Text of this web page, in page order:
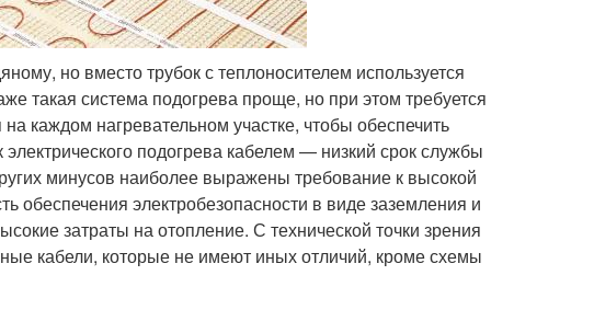
но вместо трубок с теплоносителем используется
такая система подогрева проще, но при этом требуется
каждом нагревательном участке, чтобы обеспечить
подогрева кабелем — низкий срок службы
минусов наиболее выражены требование к высокой
обеспечения электробезопасности в виде заземления и
затраты на отопление. С технической точки зрения
кабели, которые не имеют иных отличий, кроме схемы